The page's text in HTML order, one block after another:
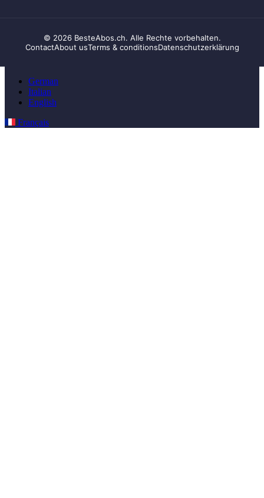
© 2026 BesteAbos.ch. Alle Rechte vorbehalten.
ContactAbout usTerms & conditionsDatenschutzerklärung
German
Italian
English
Français